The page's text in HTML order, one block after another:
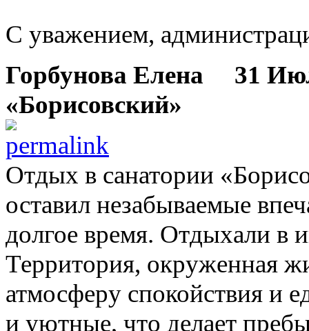
С уважением,
Горбунова Елена
31
«Борисовский»
Отдых в санатории
оставил незабываемые
долгое время. Отдыхали в
Территория, окруженная
атмосферу спокойствия и
и уютные, что делает